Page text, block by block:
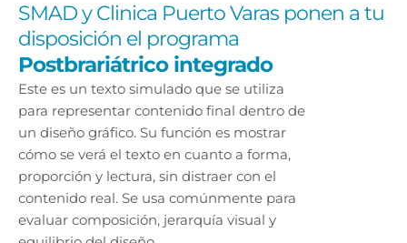
SMAD y Clinica Puerto Varas ponen a tu
disposición el programa
Postbrariátrico integrado
Este es un texto simulado que se utiliza
para representar contenido final dentro de
un diseño gráfico. Su función es mostrar
cómo se verá el texto en cuanto a forma,
proporción y lectura, sin distraer con el
contenido real. Se usa comúnmente para
evaluar composición, jerarquía visual y